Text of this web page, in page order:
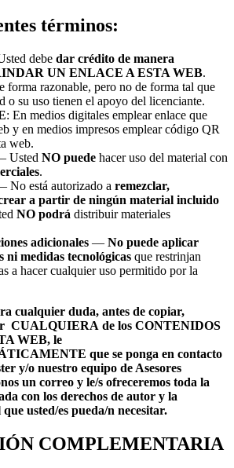
términos:
debe dar crédito de manera
UN ENLACE A ESTA WEB.
forma razonable, pero no de forma tal que
o su uso tienen el apoyo del licenciante.
: En medios digitales emplear enlace que
y en medios impresos emplear código QR
web.
Usted NO puede hacer uso del material con
.
No está autorizado a remezclar,
a partir de ningún material incluido
NO podrá distribuir materiales
adicionales — No puede aplicar
ni medidas tecnológicas que restrinjan
a hacer cualquier uso permitido por la
cualquier duda, antes de copiar,
CUALQUIERA de los CONTENIDOS
WEB, le
que se ponga en contacto
y/o nuestro equipo de Asesores
un correo y le/s ofreceremos toda la
con los derechos de autor y la
usted/es pueda/n necesitar.
COMPLEMENTARIA